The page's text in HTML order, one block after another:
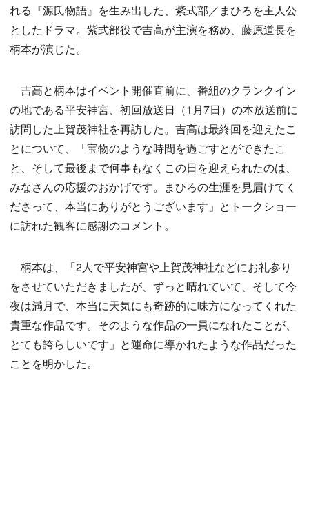
れる『源氏物語』を生み出した、紫式部／まひろを主人公
としたドラマ。紫式部役で吉高が主演を務め、藤原道長を
柄本が演じた。
吉高と柄本はイベント開催直前に、番組のクランクイン
の地である平安神宮、初回放送日（1月7日）の本放送前に
訪問した上賀茂神社を再訪した。吉高は最終回を迎えたこ
とについて、「宝物のような時間を過ごすとができたこ
と、そして最後まで何事もなくこの日を迎えられたのは、
みなさんの応援のおかげです。まひろの生涯を見届けてく
ださって、本当にありがとうございます」とトークショー
に訪れた観客に感謝のコメント。
柄本は、「2人で平安神宮や上賀茂神社などにお礼参り
をさせていただきましたが、ずっと晴れていて、そして今
夜は満月で、本当に天気にも奇跡的に味方になってくれた
貴重な作品です。そのような作品の一員になれたことが、
とても誇らしいです」と運命に導かれたような作品だった
ことを明かした。